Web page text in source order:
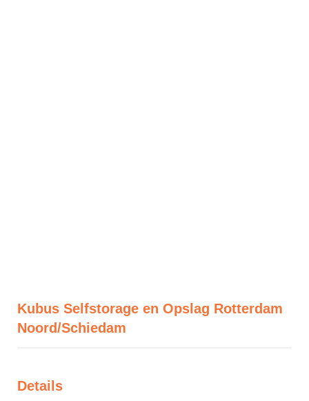
Kubus Selfstorage en Opslag Rotterdam
Noord/Schiedam
Details